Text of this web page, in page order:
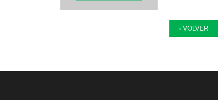
‹ VOLVER